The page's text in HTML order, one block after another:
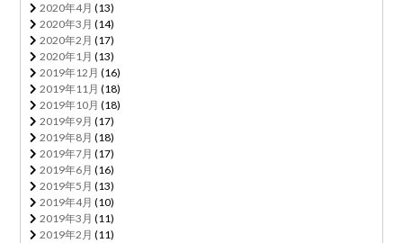
2020年4月 (13)
2020年3月 (14)
2020年2月 (17)
2020年1月 (13)
2019年12月 (16)
2019年11月 (18)
2019年10月 (18)
2019年9月 (17)
2019年8月 (18)
2019年7月 (17)
2019年6月 (16)
2019年5月 (13)
2019年4月 (10)
2019年3月 (11)
2019年2月 (11)